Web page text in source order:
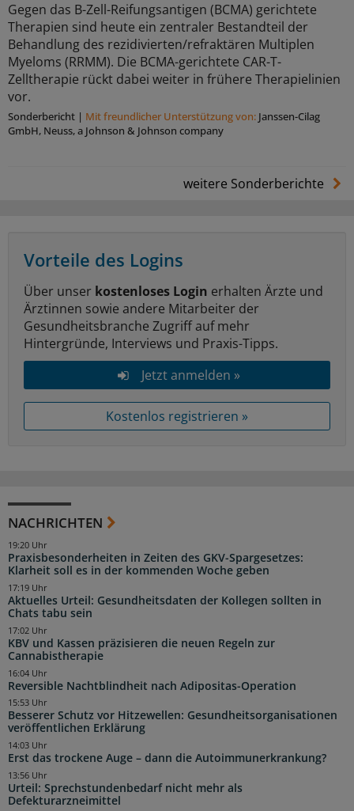
Gegen das B-Zell-Reifungsantigen (BCMA) gerichtete
Therapien sind heute ein zentraler Bestandteil der
Behandlung des rezidivierten/refraktären Multiplen
Myeloms (RRMM). Die BCMA-gerichtete CAR-T-
Zelltherapie rückt dabei weiter in frühere Therapielinien
vor.
Sonderbericht | Mit freundlicher Unterstützung von: Janssen-Cilag
GmbH, Neuss, a Johnson & Johnson company
weitere Sonderberichte
Vorteile des Logins
Über unser kostenloses Login erhalten Ärzte und
Ärztinnen sowie andere Mitarbeiter der
Gesundheitsbranche Zugriff auf mehr
Hintergründe, Interviews und Praxis-Tipps.
Jetzt anmelden »
Kostenlos registrieren »
NACHRICHTEN
Praxisbesonderheiten in Zeiten des GKV-Spargesetzes:
Klarheit soll es in der kommenden Woche geben
19:20 Uhr
Aktuelles Urteil: Gesundheitsdaten der Kollegen sollten in
Chats tabu sein
17:19 Uhr
KBV und Kassen präzisieren die neuen Regeln zur
Cannabistherapie
17:02 Uhr
Reversible Nachtblindheit nach Adipositas-Operation
16:04 Uhr
Besserer Schutz vor Hitzewellen: Gesundheitsorganisationen
veröffentlichen Erklärung
15:53 Uhr
Erst das trockene Auge – dann die Autoimmunerkrankung?
14:03 Uhr
Urteil: Sprechstundenbedarf nicht mehr als
Defekturarzneimittel
13:56 Uhr